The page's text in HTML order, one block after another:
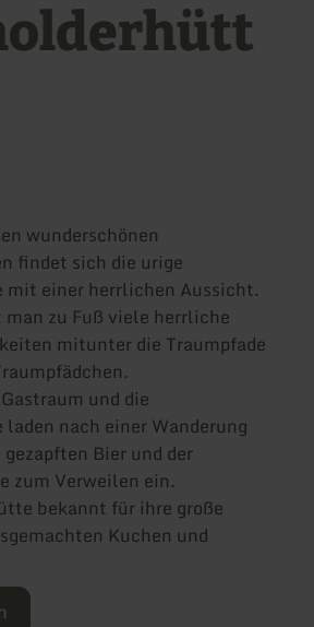
wunderschönen
findet sich die urige
mit einer herrlichen Aussicht.
man zu Fuß viele herrliche
mitunter die Traumpfade
und die
laden nach einer Wanderung
Bier und der
zum Verweilen ein.
bekannt für ihre große
Kuchen und